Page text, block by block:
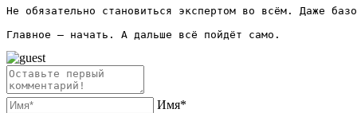
Не обязательно становиться экспертом во всём. Даже
Главное — начать. А дальше всё пойдёт само.
Имя*